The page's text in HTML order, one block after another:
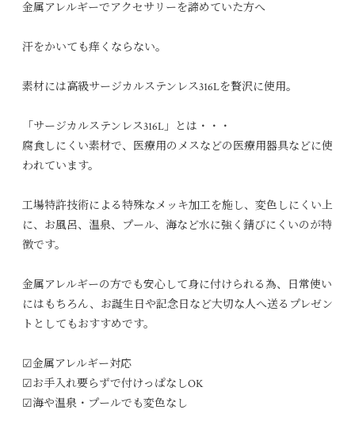
金属アレルギーでアクセサリーを諦めていた方へ
汗をかいても痒くならない。
素材には高級サージカルステンレス316Lを贅沢に使用。
「サージカルステンレス316L」とは・・・
腐食しにくい素材で、医療用のメスなどの医療用器具などに使
われています。
工場特許技術による特殊なメッキ加工を施し、変色しにくい上
に、お風呂、温泉、プール、海など水に強く錆びにくいのが特
徴です。
金属アレルギーの方でも安心して身に付けられる為、日常使い
にはもちろん、お誕生日や記念日など大切な人へ送るプレゼン
トとしてもおすすめです。
☑︎金属アレルギー対応
☑︎お手入れ要らずで付けっぱなしOK
☑︎海や温泉・プールでも変色なし